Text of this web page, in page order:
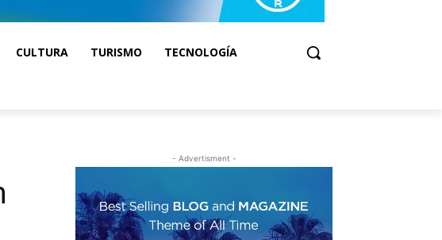
CULTURA TURISMO TECNOLOGÍA
- Advertisment -